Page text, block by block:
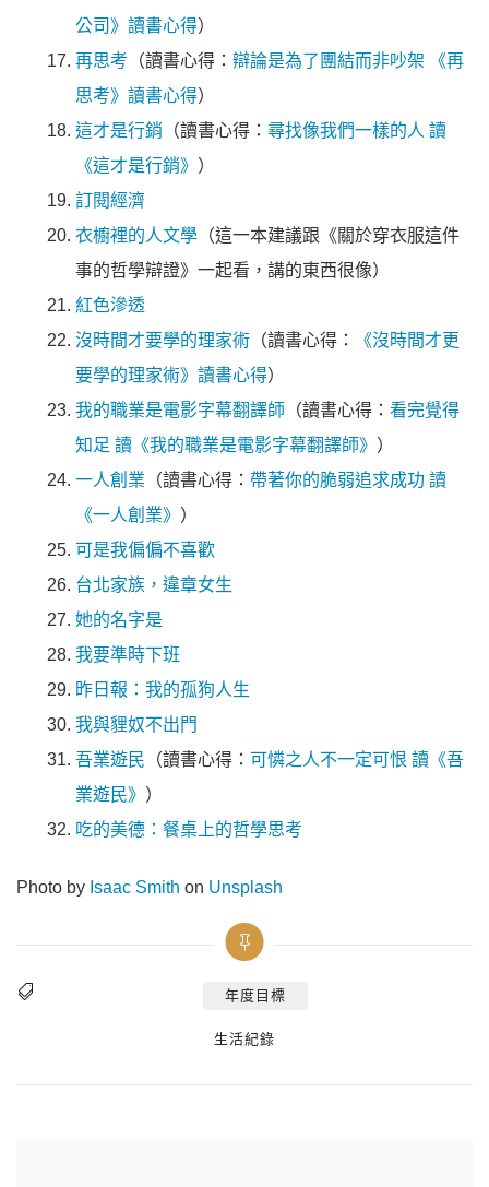
公司》讀書心得）
再思考 （讀書心得： 辯論是為了團結而非吵架 《再
思考》讀書心得）
這才是行銷 （讀書心得： 尋找像我們一樣的人 讀
《這才是行銷》 ）
訂閱經濟
衣櫥裡的人文學 （這一本建議跟《關於穿衣服這件
事的哲學辯證》一起看，講的東西很像）
紅色滲透
沒時間才要學的理家術 （讀書心得：
《沒時間才更
要學的理家術》讀書心得）
我的職業是電影字幕翻譯師 （讀書心得： 看完覺得
知足 讀《我的職業是電影字幕翻譯師》 ）
一人創業 （讀書心得： 帶著你的脆弱追求成功 讀
《一人創業》 ）
可是我偏偏不喜歡
台北家族，違章女生
她的名字是
我要準時下班
昨日報：我的孤狗人生
我與貍奴不出門
吾業遊民 （讀書心得： 可憐之人不一定可恨 讀《吾
業遊民》 ）
吃的美德：餐桌上的哲學思考
Photo by Isaac Smith on Unsplash
Tags
年度目標
Categories
生活紀錄